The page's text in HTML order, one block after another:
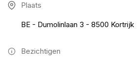
Plaats
BE - Dumolinlaan 3 - 8500 Kortrijk
Bezichtigen